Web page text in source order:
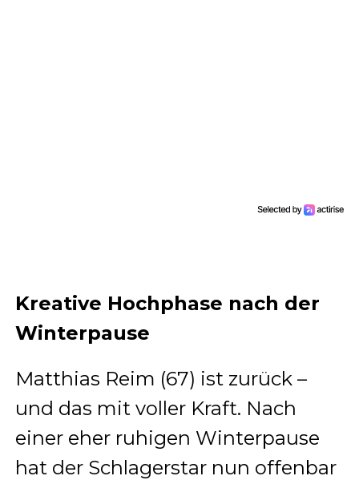
Kreative Hochphase nach der
Winterpause
Matthias Reim (67) ist zurück –
und das mit voller Kraft. Nach
einer eher ruhigen Winterpause
hat der Schlagerstar nun offenbar